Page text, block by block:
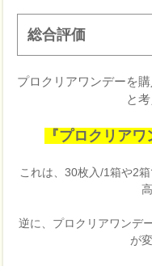
総合評価
プロクリアワンデーを
と
『プロクリア
これは、30枚入/1箱や2
逆に、プロクリアワンデ
が